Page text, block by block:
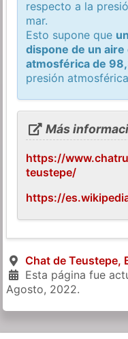
respecto a la
mar.
Esto supone que
dispone de un
atmosférica de
presión
Más
https://
teustepe/
https://
Chat de Teustepe,
Esta página fue
Agosto, 2022.